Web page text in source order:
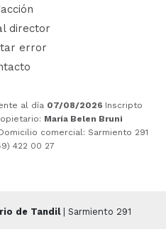
director
error
al día 07/08/2026 Inscripto
María Belen Bruni
comercial: Sarmiento 291
422 00 27
de Tandil| Sarmiento 291